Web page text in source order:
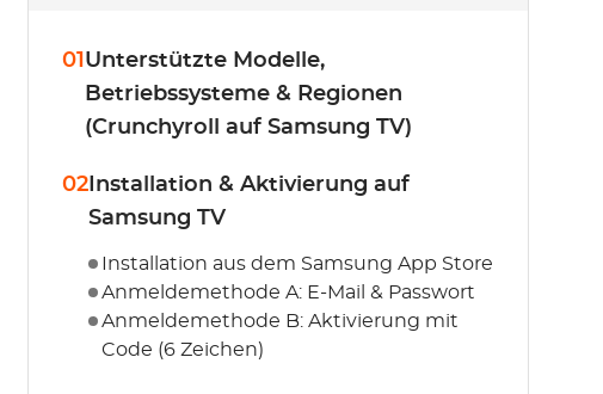
01 Unterstützte Modelle,
Betriebssysteme & Regionen
(Crunchyroll auf Samsung TV)
02 Installation & Aktivierung auf
Samsung TV
Installation aus dem Samsung App Store
Anmeldemethode A: E-Mail & Passwort
Anmeldemethode B: Aktivierung mit
Code (6 Zeichen)